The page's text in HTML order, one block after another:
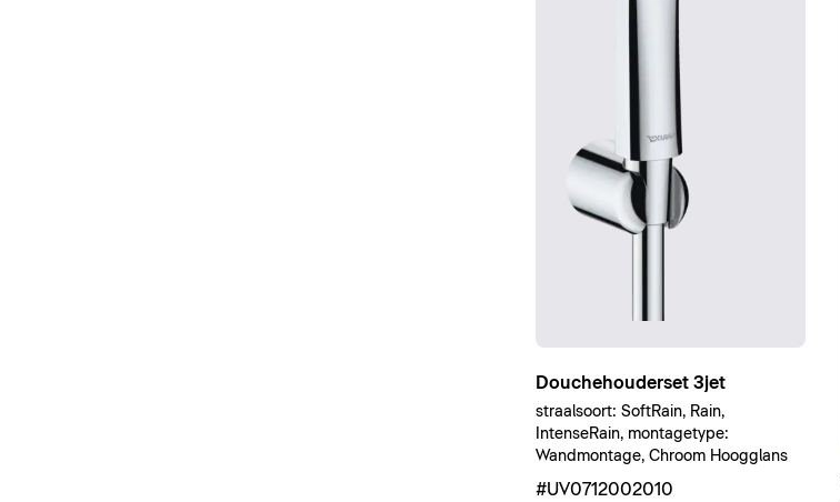
Douchehouderset 3jet
straalsoort: SoftRain, Rain,
IntenseRain, montagetype:
Wandmontage, Chroom Hoogglans
#UV0712002010